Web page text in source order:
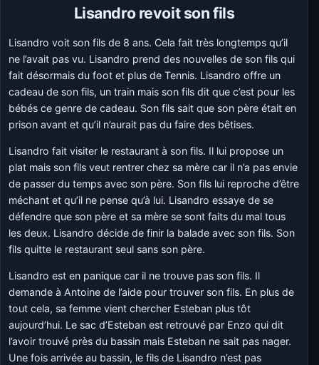
Lisandro revoit son fils
Lisandro voit son fils de 8 ans. Cela fait très longtemps qu’il
ne l’avait pas vu. Lisandro prend des nouvelles de son fils qui
fait désormais du foot et plus de Tennis. Lisandro offre un
cadeau de son fils, un train mais son fils dit que c’est pour les
bébés ce genre de cadeau. Son fils sait que son père était en
prison avant et qu’il n’aurait pas du faire des bêtises.
Lisandro fait visiter le restaurant à son fils. Il lui propose un
plat mais son fils veut rentrer chez sa mère car il n’a pas envie
de passer du temps avec son père. Son fils lui reproche d’être
méchant et qu’il ne pense qu’à lui. Lisandro essaye de se
défendre que son père et sa mère se sont faits du mal tous
les deux. Lisandro décide de finir la balade avec son fils. Son
fils quitte le restaurant seul sans son père.
Lisandro est en panique car il ne trouve pas son fils. Il
demande à Antoine de l’aide pour trouver son fils. En plus de
tout cela, sa femme vient chercher Esteban plus tôt
aujourd’hui. Le sac d’Esteban est retrouvé par Enzo qui dit
l’avoir trouvé près du bassin mais Esteban ne sait pas nager.
Une fois arrivée au bassin, le fils de Lisandro n’est pas